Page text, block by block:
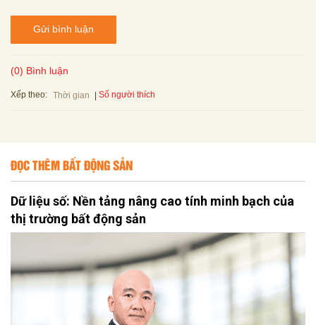
Gửi bình luận
(0) Bình luận
Xếp theo: Thời gian Số người thích
ĐỌC THÊM BẤT ĐỘNG SẢN
Dữ liệu số: Nền tảng nâng cao tính minh bạch của
thị trường bất động sản